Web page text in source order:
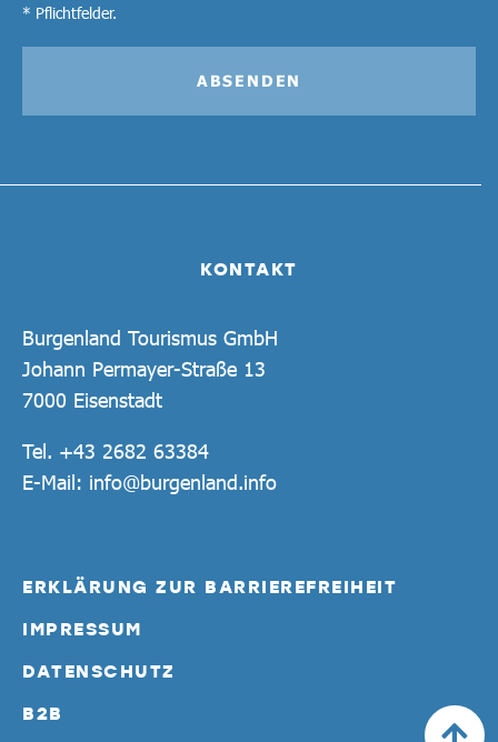
KONTAKT
Burgenland Tourismus GmbH
Johann Permayer-Straße 13
7000 Eisenstadt
Tel. +43 2682 63384
E-Mail: info@burgenland.info
ERKLÄRUNG ZUR BARRIEREFREIHEIT
IMPRESSUM
DATENSCHUTZ
B2B
* Pflichtfelder.
ABSENDEN